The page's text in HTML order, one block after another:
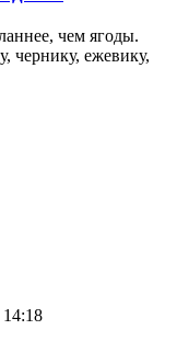
чем ягоды.
чернику, ежевику,